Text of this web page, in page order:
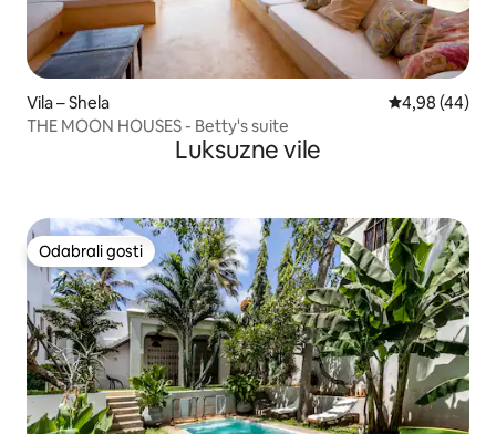
Vila – Shela Prosječna
4,98 (44)
THE MOON HOUSES - Betty's suite
Luksuzne vile
Odabrali gosti
Odabrali gosti